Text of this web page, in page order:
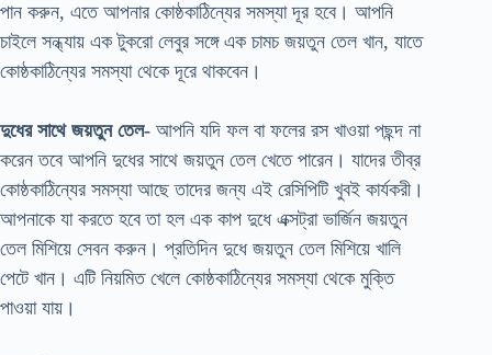
পান করুন, এতে আপনার কোষ্ঠকাঠিন্যের সমস্যা দূর হবে। আপনি
চাইলে সন্ধ্যায় এক টুকরো লেবুর সঙ্গে এক চামচ জয়তুন তেল খান, যাতে
কোষ্ঠকাঠিন্যের সমস্যা থেকে দূরে থাকবেন।
দুধের সাথে জয়তুন তেল- আপনি যদি ফল বা ফলের রস খাওয়া পছন্দ না
করেন তবে আপনি দুধের সাথে জয়তুন তেল খেতে পারেন। যাদের তীব্র
কোষ্ঠকাঠিন্যের সমস্যা আছে তাদের জন্য এই রেসিপিটি খুবই কার্যকরী।
আপনাকে যা করতে হবে তা হল এক কাপ দুধে এক্সট্রা ভার্জিন জয়তুন
তেল মিশিয়ে সেবন করুন। প্রতিদিন দুধে জয়তুন তেল মিশিয়ে খালি
পেটে খান। এটি নিয়মিত খেলে কোষ্ঠকাঠিন্যের সমস্যা থেকে মুক্তি
পাওয়া যায়।